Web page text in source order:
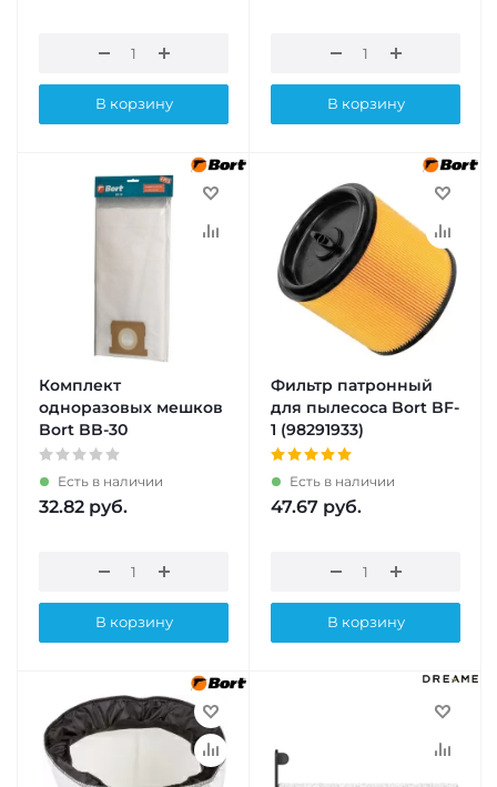
В корзину В корзину
Комплект
одноразовых мешков
Bort BB-30
Есть в наличии
32.82 руб.
В корзину
Фильтр патронный
для пылесоса Bort BF-
1 (98291933)
Есть в наличии
47.67 руб.
В корзину